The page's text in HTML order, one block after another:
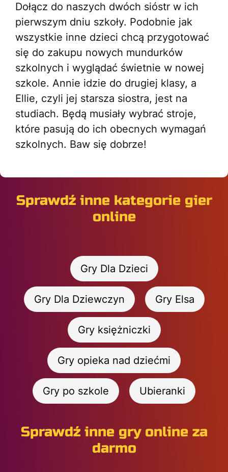
Dołącz do naszych dwóch sióstr w ich
pierwszym dniu szkoły. Podobnie jak
wszystkie inne dzieci chcą przygotować
się do zakupu nowych mundurków
szkolnych i wyglądać świetnie w nowej
szkole. Annie idzie do drugiej klasy, a
Ellie, czyli jej starsza siostra, jest na
studiach. Będą musiały wybrać stroje,
które pasują do ich obecnych wymagań
szkolnych. Baw się dobrze!
Sprawdź inne kategorie gier
online
Gry Dla Dzieci
Gry Dla Dziewczyn Gry Elsa
Gry księżniczki
Gry opieka nad dziećmi
Gry po szkole Ubieranki
Sprawdź inne gry online za
darmo